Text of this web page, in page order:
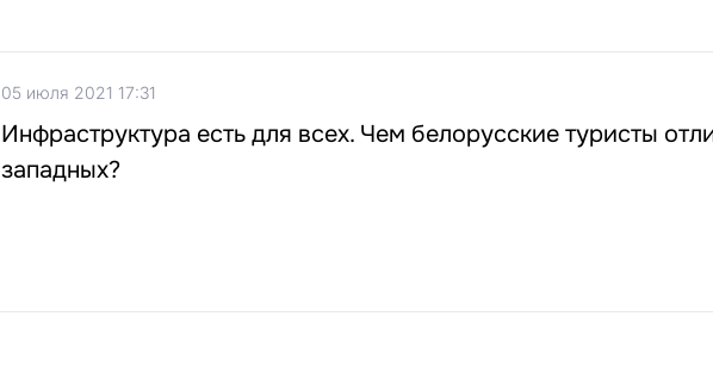
05 июля 2021 17:31
Инфраструктура есть для всех. Чем белорусские туристы
западных?